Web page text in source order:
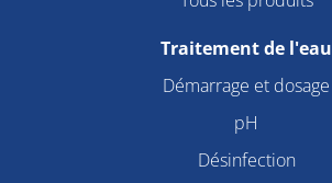
Traitement de l'eau
Démarrage et dosage
pH
Désinfection